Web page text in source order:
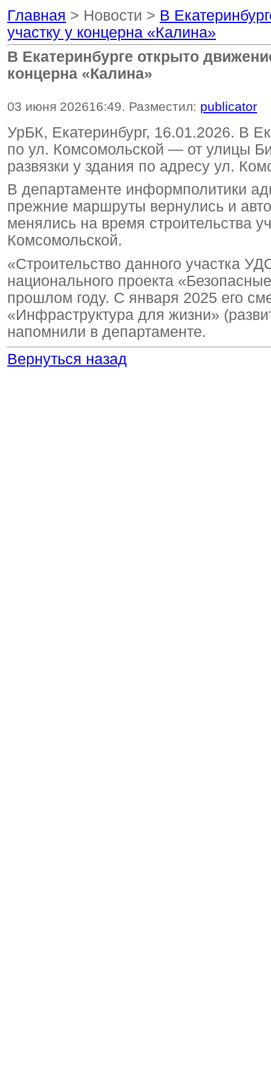
Главная > Новости > В
участку у концерна «Калина»
В Екатеринбурге открыто
концерна «Калина»
03 июня 202616:49. Разместил: publicator
УрБК, Екатеринбург, 16.01.2026. В
по ул. Комсомольской — от улицы
развязки у здания по адресу ул.
В департаменте информполитики
прежние маршруты вернулись и
менялись на время строительства
Комсомольской.
«Строительство данного участка
национального проекта
прошлом году. С января 2025 его
«Инфраструктура для жизни»
напомнили в департаменте.
Вернуться назад